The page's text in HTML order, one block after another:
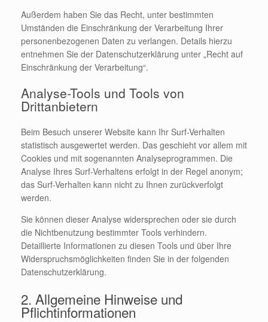
Außerdem haben Sie das Recht, unter bestimmten
Umständen die Einschränkung der Verarbeitung Ihrer
personenbezogenen Daten zu verlangen. Details hierzu
entnehmen Sie der Datenschutzerklärung unter „Recht auf
Einschränkung der Verarbeitung“.
Analyse-Tools und Tools von
Drittanbietern
Beim Besuch unserer Website kann Ihr Surf-Verhalten
statistisch ausgewertet werden. Das geschieht vor allem mit
Cookies und mit sogenannten Analyseprogrammen. Die
Analyse Ihres Surf-Verhaltens erfolgt in der Regel anonym;
das Surf-Verhalten kann nicht zu Ihnen zurückverfolgt
werden.
Sie können dieser Analyse widersprechen oder sie durch
die Nichtbenutzung bestimmter Tools verhindern.
Detaillierte Informationen zu diesen Tools und über Ihre
Widerspruchsmöglichkeiten finden Sie in der folgenden
Datenschutzerklärung.
2. Allgemeine Hinweise und
Pflichtinformationen